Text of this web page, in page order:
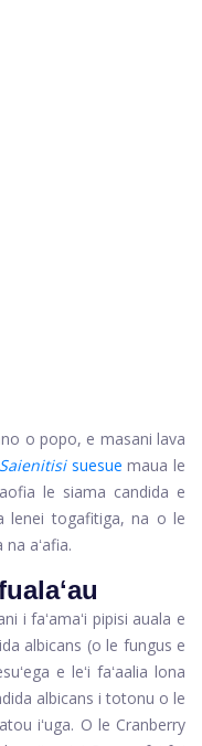
o popo, e masani lava
Saienitisisuesue maua le
le siama candida e
lenei togafitiga, na o le
aʻafia.
i faʻamaʻi pipisi auala e
albicans (o le fungus e
e leʻi faʻaalia lona
albicans i totonu o le
iʻuga. O le Cranberry